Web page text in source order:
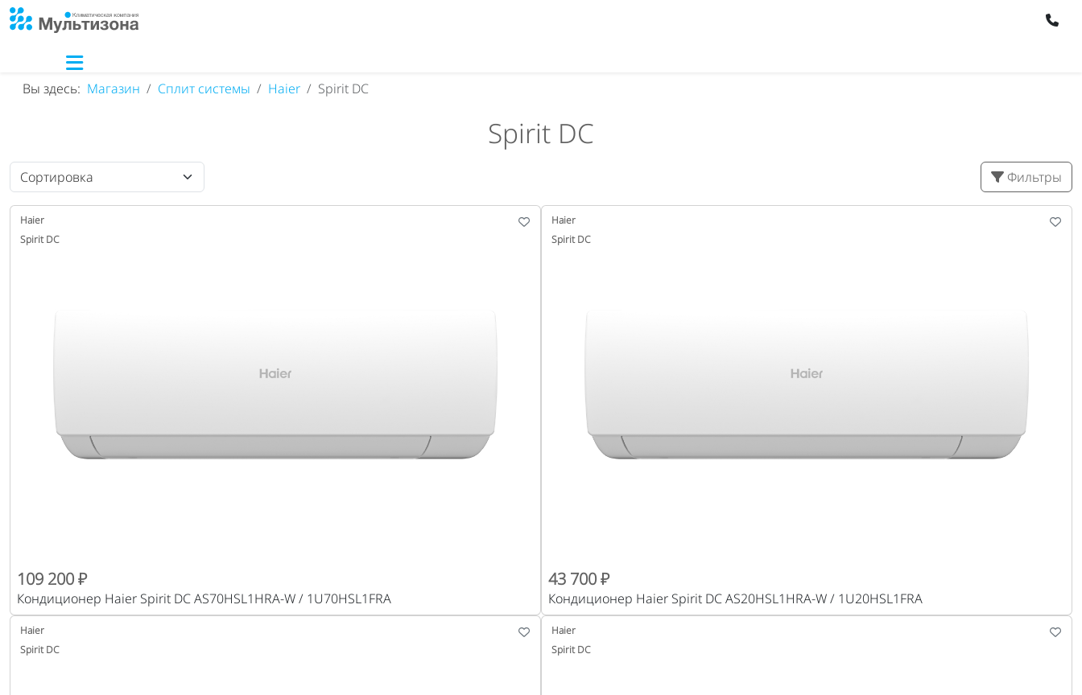
Вы здесь: Магазин Сплит системы Haier Spirit DC
Spirit DC
Фильтры
Haier
Spirit DC
109 200 ₽
Кондиционер Haier Spirit DC AS70HSL1HRA-W / 1U70HSL1FRA
Haier
Spirit DC
43 700 ₽
Кондиционер Haier Spirit DC AS20HSL1HRA-W / 1U20HSL1FRA
Haier
Spirit DC
Haier
Spirit DC